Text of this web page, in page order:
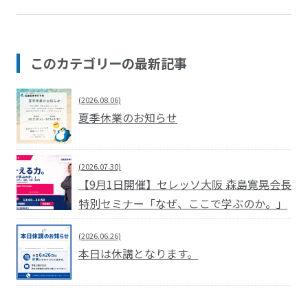
このカテゴリーの最新記事
(2026.08.06)
夏季休業のお知らせ
(2026.07.30)
【9月1日開催】セレッソ大阪 森島寛晃会長
特別セミナー「なぜ、ここで学ぶのか。」
(2026.06.26)
本日は休講となります。